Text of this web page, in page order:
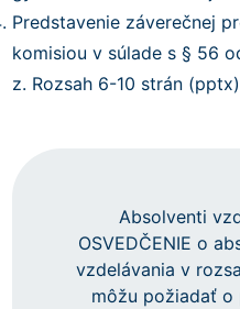
Predstavenie záverečnej
komisiou v súlade s § 56
z. Rozsah 6-10 strán
Absolventi
OSVEDČENIE o
vzdelávania v
môžu požiadať